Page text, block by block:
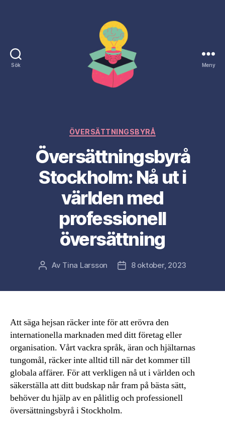
Sök Meny
Kategorier
ÖVERSÄTTNINGSBYRÅ
Översättningsbyrå
Stockholm: Nå ut i
världen med
professionell
översättning
Inläggsförfattare
Av Tina Larsson Inläggsdatum
8 oktober, 2023
Att säga hejsan räcker inte för att erövra den
internationella marknaden med ditt företag eller
organisation. Vårt vackra språk, äran och hjältarnas
tungomål, räcker inte alltid till när det kommer till
globala affärer. För att verkligen nå ut i världen och
säkerställa att ditt budskap når fram på bästa sätt,
behöver du hjälp av en pålitlig och professionell
översättningsbyrå i Stockholm.